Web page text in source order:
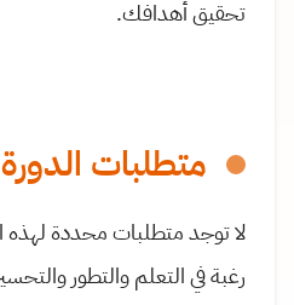
تحقيق أهدافك.
متطلبات الدورة
لا توجد متطلبات محددة لهذه
رغبة في التعلم والتطور